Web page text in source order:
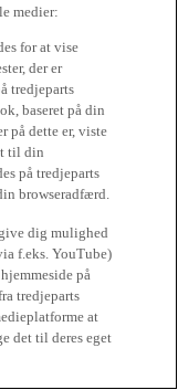
medier:
for at vise
der er
tredjeparts
baseret på din
på dette er, viste
til din
på tredjeparts
browseradfærd.
dig mulighed
f.eks. YouTube)
på
tredjeparts
at
det til deres eget